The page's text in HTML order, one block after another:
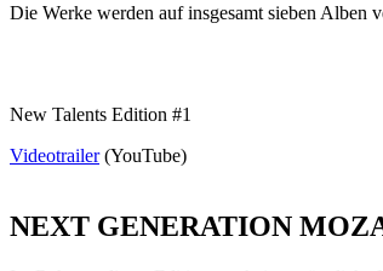
Die Werke werden auf insgesamt sieben
New Talents Edition #1
Videotrailer(YouTube)
NEXT GENERATION